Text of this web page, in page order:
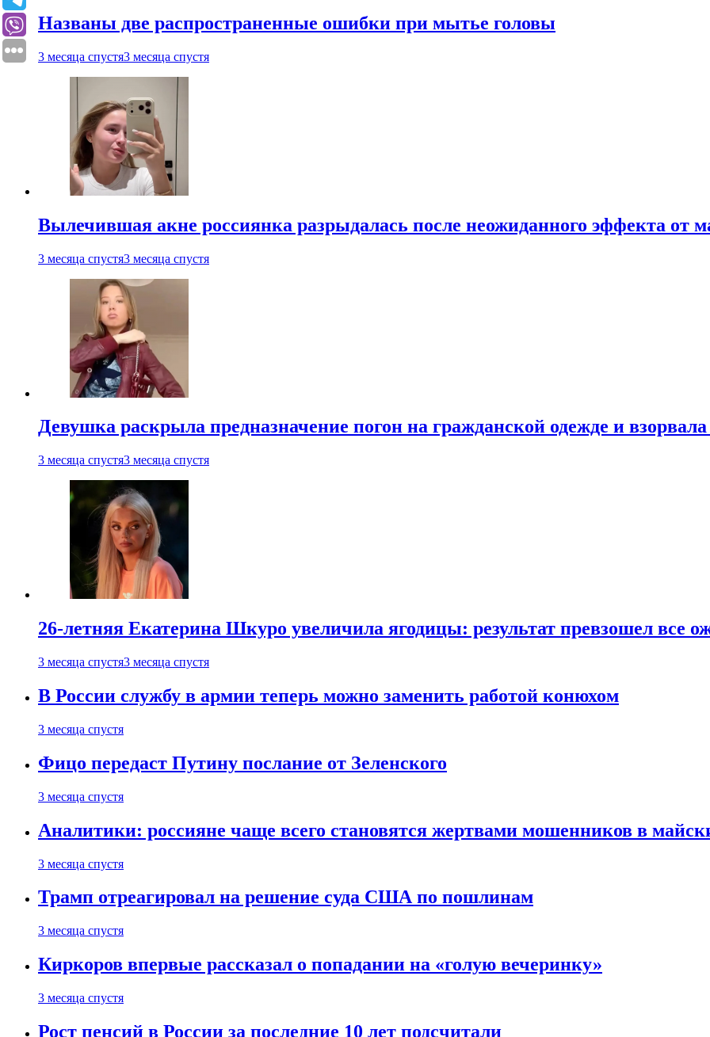
Названы две распространенные ошибки при мытье головы
3 месяца спустя3 месяца спустя
Вылечившая акне россиянка разрыдалась после неожиданного эффекта от
3 месяца спустя3 месяца спустя
Девушка раскрыла предназначение погон на гражданской одежде и взорвала
3 месяца спустя3 месяца спустя
26-летняя Екатерина Шкуро увеличила ягодицы: результат превзошел все
3 месяца спустя3 месяца спустя
В России службу в армии теперь можно заменить работой конюхом
3 месяца спустя
Фицо передаст Путину послание от Зеленского
3 месяца спустя
Аналитики: россияне чаще всего становятся жертвами мошенников в
3 месяца спустя
Трамп отреагировал на решение суда США по пошлинам
3 месяца спустя
Киркоров впервые рассказал о попадании на «голую вечеринку»
3 месяца спустя
Рост пенсий в России за последние 10 лет подсчитали